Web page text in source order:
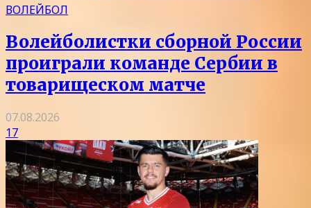
ВОЛЕЙБОЛ
Волейболистки сборной России
проиграли команде Сербии в
товарищеском матче
07.08.2026
17